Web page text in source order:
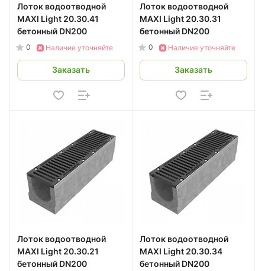
Лоток водоотводной
MAXI Light 20.30.41
бетонный DN200
0 Наличие уточняйте
Заказать
Лоток водоотводной
MAXI Light 20.30.31
бетонный DN200
0 Наличие уточняйте
Заказать
Лоток водоотводной
MAXI Light 20.30.21
бетонный DN200
Лоток водоотводной
MAXI Light 20.30.34
бетонный DN200